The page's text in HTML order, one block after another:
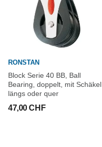
RONSTAN
Block Serie 40 BB, Ball
Bearing, doppelt, mit Schäkel
längs oder quer
47,00 CHF